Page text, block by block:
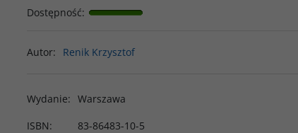
Dostępność:
Autor: Renik Krzysztof
Wydanie: Warszawa
ISBN: 83-86483-10-5